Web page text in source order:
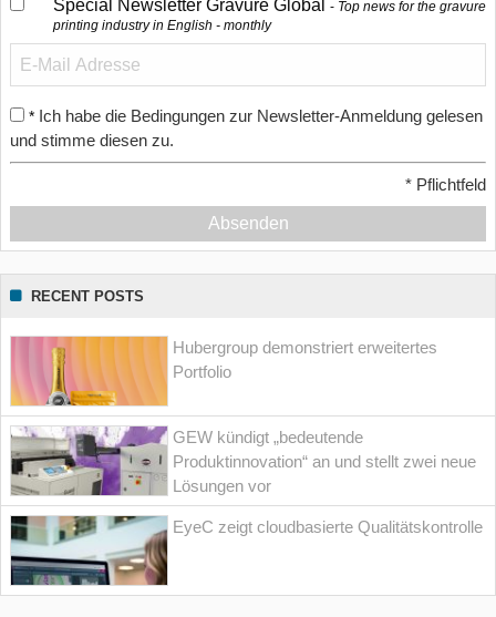
Special Newsletter Gravure Global
Top news for the gravure
printing industry in English - monthly
* Ich habe die Bedingungen zur Newsletter-Anmeldung gelesen
und stimme diesen zu.
* Pflichtfeld
Absenden
RECENT POSTS
Hubergroup demonstriert erweitertes
Portfolio
GEW kündigt „bedeutende
Produktinnovation“ an und stellt zwei neue
Lösungen vor
EyeC zeigt cloudbasierte Qualitätskontrolle